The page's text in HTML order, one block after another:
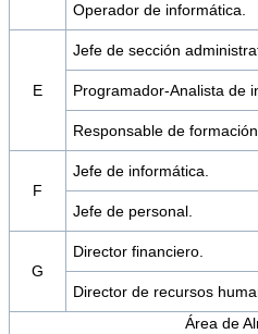
Operador de informática.
E
Jefe de sección
Programador-Analista de
Responsable de formación.
F
Jefe de informática.
Jefe de personal.
G
Director financiero.
Director de recursos
Área de